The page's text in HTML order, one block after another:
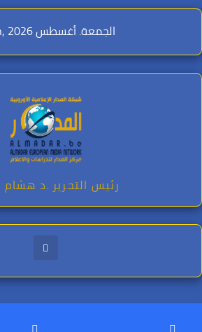
Skip
content
الجمعة. أغسطس 7th, 2026
رئيس التحرير .د